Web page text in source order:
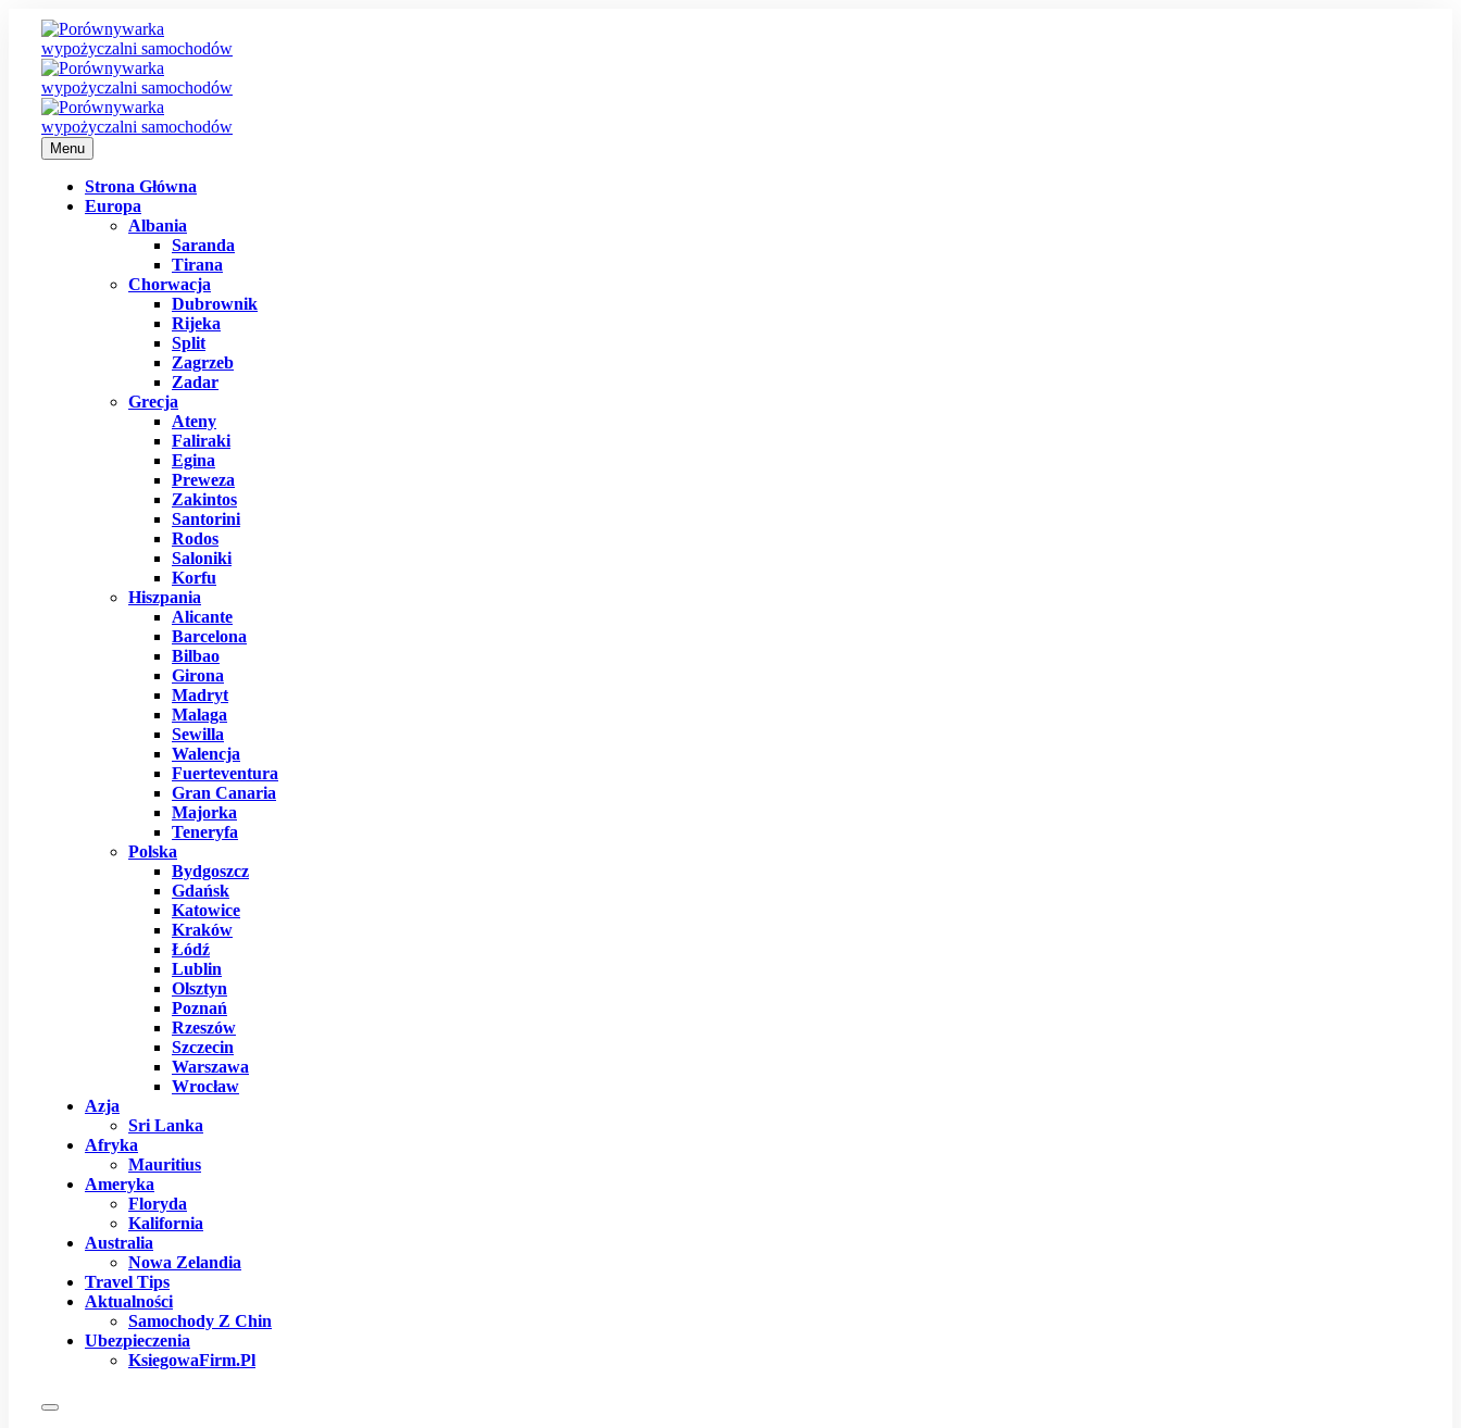
Menu
Strona Główna
Europa
Albania
Saranda
Tirana
Chorwacja
Dubrownik
Rijeka
Split
Zagrzeb
Zadar
Grecja
Ateny
Faliraki
Egina
Preweza
Zakintos
Santorini
Rodos
Saloniki
Korfu
Hiszpania
Alicante
Barcelona
Bilbao
Girona
Madryt
Malaga
Sewilla
Walencja
Fuerteventura
Gran Canaria
Majorka
Teneryfa
Polska
Bydgoszcz
Gdańsk
Katowice
Kraków
Łódź
Lublin
Olsztyn
Poznań
Rzeszów
Szczecin
Warszawa
Wrocław
Azja
Sri Lanka
Afryka
Mauritius
Ameryka
Floryda
Kalifornia
Australia
Nowa Zelandia
Travel Tips
Aktualności
Samochody Z Chin
Ubezpieczenia
KsiegowaFirm.pl